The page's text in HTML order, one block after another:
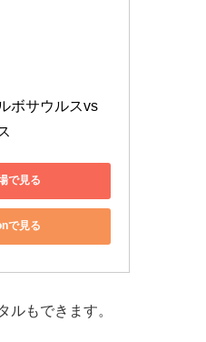
ボサウルスvs
で見る
で見る
ルもできます。